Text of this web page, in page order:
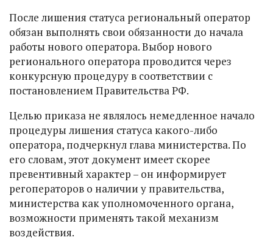
После лишения статуса региональный оператор
обязан выполнять свои обязанности до начала
работы нового оператора. Выбор нового
регионального оператора проводится через
конкурсную процедуру в соответствии с
постановлением Правительства РФ.
Целью приказа не являлось немедленное начало
процедуры лишения статуса какого-либо
оператора, подчеркнул глава министерства. По
его словам, этот документ имеет скорее
превентивный характер – он информирует
регоператоров о наличии у правительства,
министерства как уполномоченного органа,
возможности применять такой механизм
воздействия.